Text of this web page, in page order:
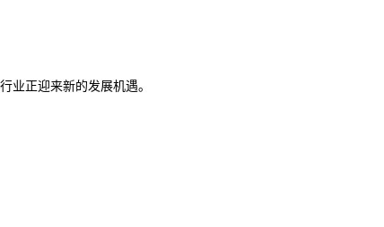
正迎来新的发展机遇。